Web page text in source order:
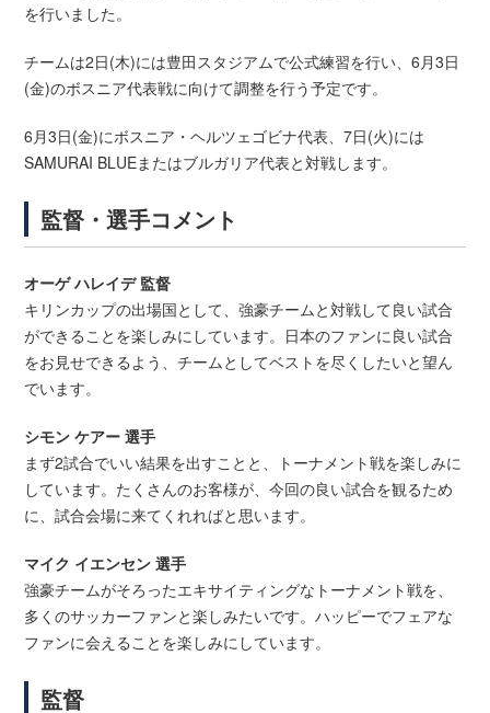
を行いました。
チームは2日(木)には豊田スタジアムで公式練習を行い、6月3日
(金)のボスニア代表戦に向けて調整を行う予定です。
6月3日(金)にボスニア・ヘルツェゴビナ代表、7日(火)には
SAMURAI BLUEまたはブルガリア代表と対戦します。
監督・選手コメント
オーゲ ハレイデ 監督
キリンカップの出場国として、強豪チームと対戦して良い試合
ができることを楽しみにしています。日本のファンに良い試合
をお見せできるよう、チームとしてベストを尽くしたいと望ん
でいます。
シモン ケアー 選手
まず2試合でいい結果を出すことと、トーナメント戦を楽しみに
しています。たくさんのお客様が、今回の良い試合を観るため
に、試合会場に来てくれればと思います。
マイク イエンセン 選手
強豪チームがそろったエキサイティングなトーナメント戦を、
多くのサッカーファンと楽しみたいです。ハッピーでフェアな
ファンに会えることを楽しみにしています。
監督